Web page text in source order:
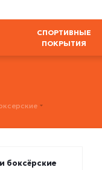
СПОРТИВНЫЕ
ПОКРЫТИЯ
боксёрские